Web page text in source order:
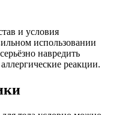
и условия
использовании
навредить
реакции.